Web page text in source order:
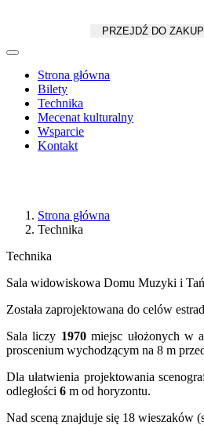
PRZEJDŹ DO
Strona główna
Bilety
Technika
Mecenat kulturalny
Wsparcie
Kontakt
Strona główna
Technika
Technika
Sala widowiskowa Domu Muzyki i
Została zaprojektowana do celów
Sala liczy 1970miejsc ułożonych w
proscenium wychodzącym na 8 m
Dla ułatwienia projektowania
odległości 6 m od horyzontu.
Nad sceną znajduje się 18 wieszaków